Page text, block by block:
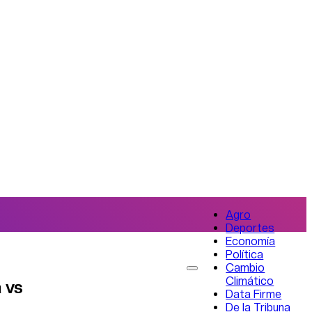
Agro
Deportes
Economía
Política
Cambio
Climático
Data Firme
De la Tribuna
vs